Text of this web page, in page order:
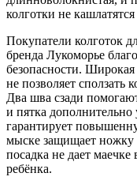
колготки не
Покупатели колготок
бренда Лукоморье
безопасности.
не позволяет сползать
Два шва сзади
и пятка
гарантирует
мыске защищает ножку
посадка не дает маечке
ребёнка.